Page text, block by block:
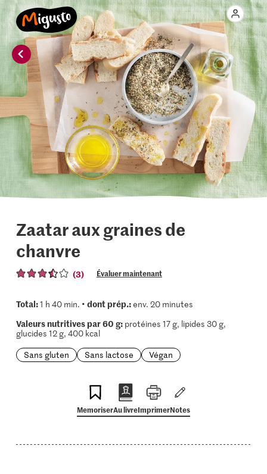
Zaatar aux graines de
chanvre
(3) Évaluer maintenant
Total:1 h 40 min. • dont prép.:env. 20 minutes
Valeurs nutritives par 60 g:protéines 17 g, lipides 30 g,
glucides 12 g, 400 kcal
Sans gluten
Sans lactose Végan
MemoriserAu livreImprimerNotes